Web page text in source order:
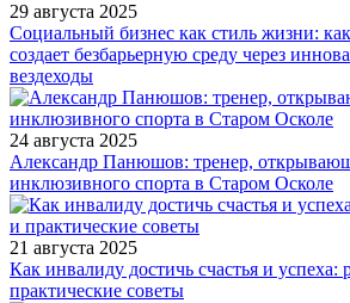
29 августа 2025
Социальный бизнес как стиль жизни:
создает безбарьерную среду через
вездеходы
24 августа 2025
Александр Панюшов: тренер,
инклюзивного спорта в Старом Осколе
21 августа 2025
Как инвалиду достичь счастья и успеха:
практические советы